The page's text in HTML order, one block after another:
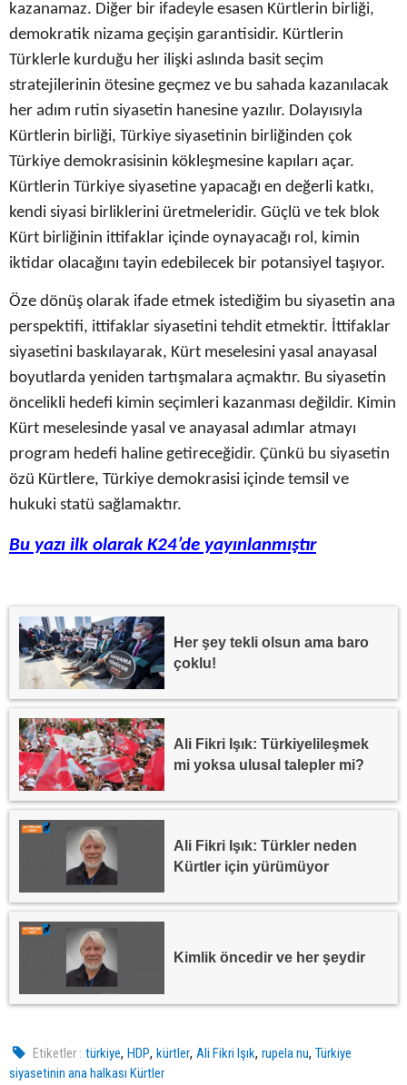
kazanamaz. Diğer bir ifadeyle esasen Kürtlerin birliği,
demokratik nizama geçişin garantisidir. Kürtlerin
Türklerle kurduğu her ilişki aslında basit seçim
stratejilerinin ötesine geçmez ve bu sahada kazanılacak
her adım rutin siyasetin hanesine yazılır. Dolayısıyla
Kürtlerin birliği, Türkiye siyasetinin birliğinden çok
Türkiye demokrasisinin kökleşmesine kapıları açar.
Kürtlerin Türkiye siyasetine yapacağı en değerli katkı,
kendi siyasi birliklerini üretmeleridir. Güçlü ve tek blok
Kürt birliğinin ittifaklar içinde oynayacağı rol, kimin
iktidar olacağını tayin edebilecek bir potansiyel taşıyor.
Öze dönüş olarak ifade etmek istediğim bu siyasetin ana
perspektifi, ittifaklar siyasetini tehdit etmektir. İttifaklar
siyasetini baskılayarak, Kürt meselesini yasal anayasal
boyutlarda yeniden tartışmalara açmaktır. Bu siyasetin
öncelikli hedefi kimin seçimleri kazanması değildir. Kimin
Kürt meselesinde yasal ve anayasal adımlar atmayı
program hedefi haline getireceğidir. Çünkü bu siyasetin
özü Kürtlere, Türkiye demokrasisi içinde temsil ve
hukuki statü sağlamaktır.
Bu yazı ilk olarak K24’de yayınlanmıştır
Her şey tekli olsun ama baro
çoklu!
Ali Fikri Işık: Türkiyelileşmek
mi yoksa ulusal talepler mi?
Ali Fikri Işık: Türkler neden
Kürtler için yürümüyor
Kimlik öncedir ve her şeydir
Etiketler : türkiye,HDP,kürtler,Ali Fikri Işık,rupela nu,Türkiye
siyasetinin ana halkası Kürtler